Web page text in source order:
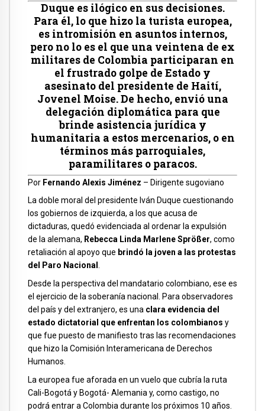
Duque es ilógico en sus decisiones.
Para él, lo que hizo la turista europea,
es intromisión en asuntos internos,
pero no lo es el que una veintena de ex
militares de Colombia participaran en
el frustrado golpe de Estado y
asesinato del presidente de Haití,
Jovenel Moise. De hecho, envió una
delegación diplomática para que
brinde asistencia jurídica y
humanitaria a estos mercenarios, o en
términos más parroquiales,
paramilitares o paracos.
Por Fernando Alexis Jiménez – Dirigente sugoviano
La doble moral del presidente Iván Duque cuestionando
los gobiernos de izquierda, a los que acusa de
dictaduras, quedó evidenciada al ordenar la expulsión
de la alemana, Rebecca Linda Marlene Sprößer, como
retaliación al apoyo que brindó la joven a las protestas
del Paro Nacional .
Desde la perspectiva del mandatario colombiano, ese es
el ejercicio de la soberanía nacional. Para observadores
del país y del extranjero, es una clara evidencia del
estado dictatorial que enfrentan los colombianos y
que fue puesto de manifiesto tras las recomendaciones
que hizo la Comisión Interamericana de Derechos
Humanos.
La europea fue aforada en un vuelo que cubría la ruta
Cali-Bogotá y Bogotá- Alemania y, como castigo, no
podrá entrar a Colombia durante los próximos 10 años.